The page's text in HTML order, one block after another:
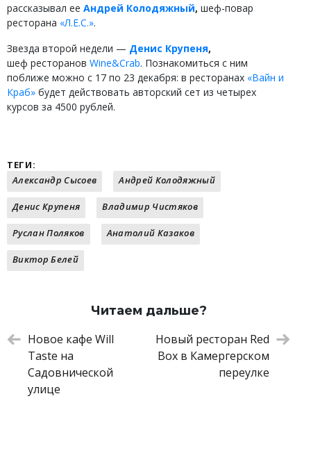
рассказывал ее Андрей Колодяжный, шеф-повар
ресторана «Л.Е.С.».
Звезда второй недели — Денис Крупеня,
шеф ресторанов Wine&Crab. Познакомиться с ним
поближе можно с 17 по 23 декабря: в ресторанах «Вайн и
Краб» будет действовать авторский сет из четырех
курсов за 4500 рублей.
ТЕГИ:
Александр Сысоев
Андрей Колодяжный
Денис Крупеня Владимир Чистяков
Руслан Поляков Анатолий Казаков
Виктор Белей
Читаем дальше?
Новое кафе Will
Taste на
Садовнической
улице
Новый ресторан Red
Box в Камергерском
переулке